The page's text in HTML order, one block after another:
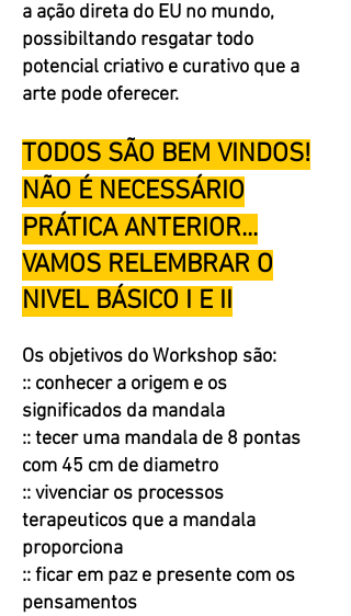
a ação direta do EU no mundo,
possibiltando resgatar todo
potencial criativo e curativo que a
arte pode oferecer.
TODOS SÃO BEM VINDOS!
NÃO É NECESSÁRIO
PRÁTICA ANTERIOR...
VAMOS RELEMBRAR O
NIVEL BÁSICO I E II
Os objetivos do Workshop são:
:: conhecer a origem e os
significados da mandala
:: tecer uma mandala de 8 pontas
com 45 cm de diametro
:: vivenciar os processos
terapeuticos que a mandala
proporciona
:: ficar em paz e presente com os
pensamentos